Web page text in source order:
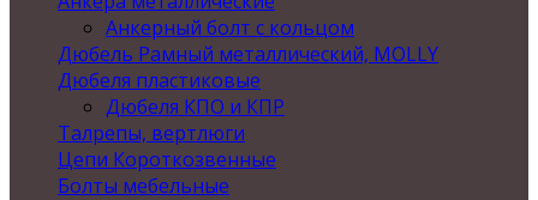
Анкерный болт с кольцом
Дюбель Рамный металлический, MOLLY
Дюбеля пластиковые
Дюбеля КПО и КПР
Талрепы, вертлюги
Цепи Короткозвенные
Болты мебельные